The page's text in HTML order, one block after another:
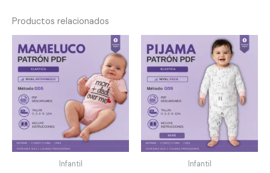
Productos relacionados
Infantil Infantil